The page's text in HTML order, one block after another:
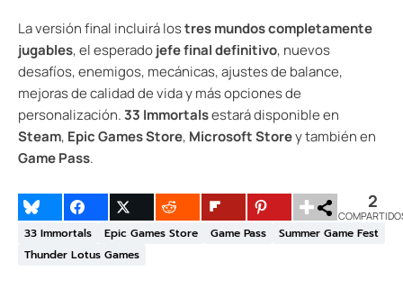
La versión final incluirá lostres mundos completamente
jugables, el esperadojefe final definitivo, nuevos
desafíos, enemigos, mecánicas, ajustes de balance,
mejoras de calidad de vida y más opciones de
personalización.33 Immortalsestará disponible en
Steam, Epic Games Store, Microsoft Storey también en
Game Pass.
2
33 Immortals Epic Games Store Game Pass
Summer Game Fest
Thunder Lotus Games